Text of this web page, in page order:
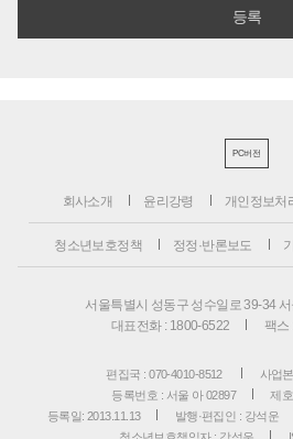
PC버전
회사소개 윤리강령 개인정보처
청소년보호정책 정정·반론보도
서울특별시 성동구 성수일로 39-34
대표전화 : 1800-6522
팩스
편집국 : 070-4010-8512
사업
등록번호 : 서울 아 02897
제
등록일: 2013.11.13
발행·편집인 : 강석운